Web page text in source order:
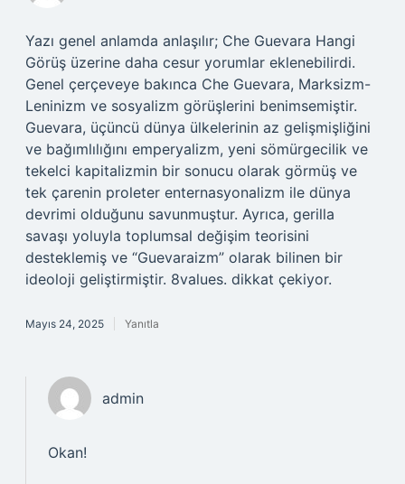
Yazı genel anlamda anlaşılır; Che Guevara Hangi
Görüş üzerine daha cesur yorumlar eklenebilirdi.
Genel çerçeveye bakınca Che Guevara, Marksizm-
Leninizm ve sosyalizm görüşlerini benimsemiştir.
Guevara, üçüncü dünya ülkelerinin az gelişmişliğini
ve bağımlılığını emperyalizm, yeni sömürgecilik ve
tekelci kapitalizmin bir sonucu olarak görmüş ve
tek çarenin proleter enternasyonalizm ile dünya
devrimi olduğunu savunmuştur. Ayrıca, gerilla
savaşı yoluyla toplumsal değişim teorisini
desteklemiş ve “Guevaraizm” olarak bilinen bir
ideoloji geliştirmiştir. 8values. dikkat çekiyor.
Mayıs 24, 2025 Yanıtla
admin
Okan!